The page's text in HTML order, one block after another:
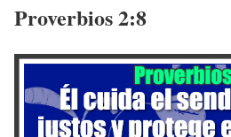
Proverbios 2:8